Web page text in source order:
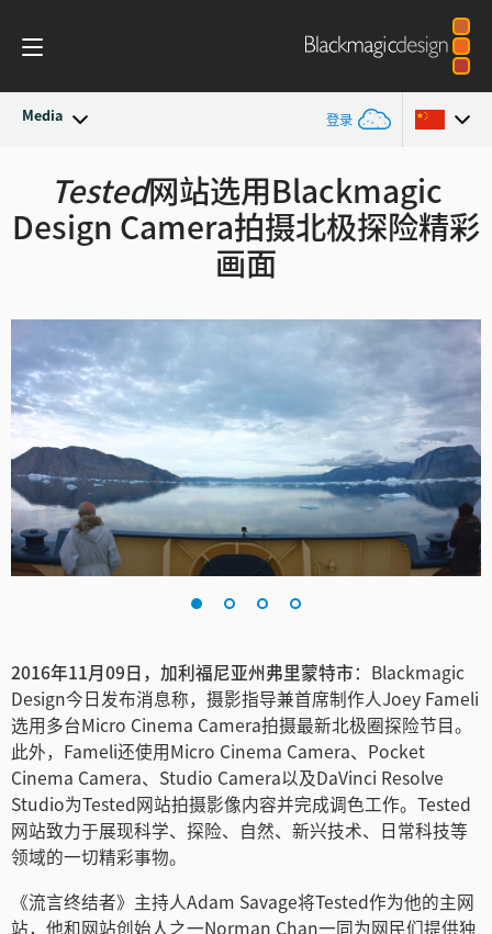
Media 登录
最新动态
新闻存档
Argentina
Australia
Canada
中国
Denmark
Finland
France
中国香港
India
Italy
Japan
Korea
Mexico
Tested网站选用Blackmagic
Design Camera拍摄北极探险精彩
画面
2016年11月09日，加利福尼亚州弗里蒙特市：Blackmagic
Design今日发布消息称，摄影指导兼首席制作人Joey Fameli
选用多台Micro Cinema Camera拍摄最新北极圈探险节目。
此外，Fameli还使用Micro Cinema Camera、Pocket
Cinema Camera、Studio Camera以及DaVinci Resolve
Studio为Tested网站拍摄影像内容并完成调色工作。Tested
网站致力于展现科学、探险、自然、新兴技术、日常科技等
领域的一切精彩事物。
《流言终结者》主持人Adam Savage将Tested作为他的主网
站，他和网站创始人之一Norman Chan一同为网民们提供独